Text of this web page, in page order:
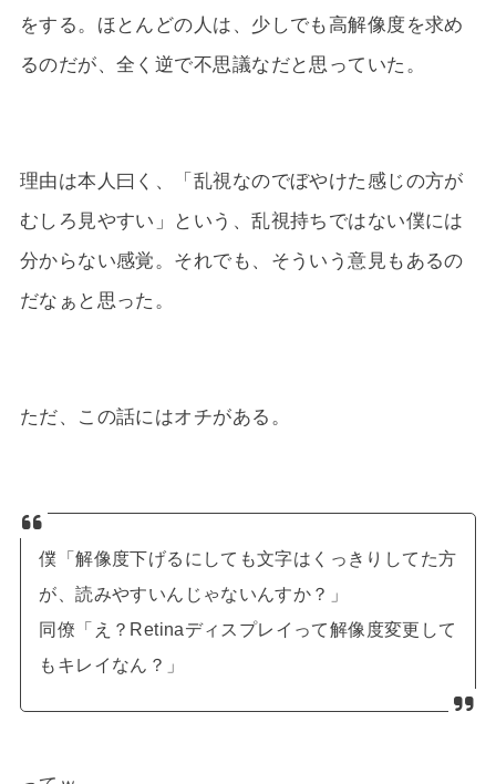
をする。ほとんどの人は、少しでも高解像度を求め
るのだが、全く逆で不思議なだと思っていた。
理由は本人曰く、「乱視なのでぼやけた感じの方が
むしろ見やすい」という、乱視持ちではない僕には
分からない感覚。それでも、そういう意見もあるの
だなぁと思った。
ただ、この話にはオチがある。
僕「解像度下げるにしても文字はくっきりしてた方
が、読みやすいんじゃないんすか？」
同僚「え？Retinaディスプレイって解像度変更して
もキレイなん？」